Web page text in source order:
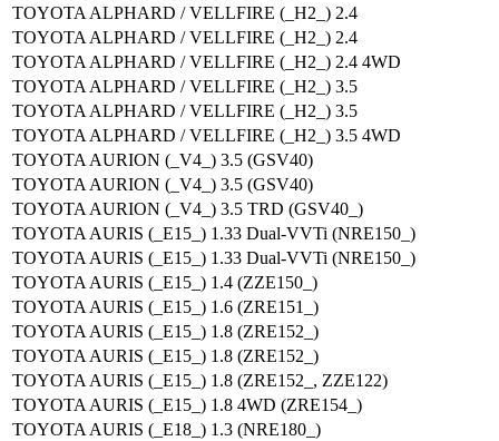
TOYOTA ALPHARD / VELLFIRE (_H2_) 2.4
TOYOTA ALPHARD / VELLFIRE (_H2_) 2.4
TOYOTA ALPHARD / VELLFIRE (_H2_) 2.4 4WD
TOYOTA ALPHARD / VELLFIRE (_H2_) 3.5
TOYOTA ALPHARD / VELLFIRE (_H2_) 3.5
TOYOTA ALPHARD / VELLFIRE (_H2_) 3.5 4WD
TOYOTA AURION (_V4_) 3.5 (GSV40)
TOYOTA AURION (_V4_) 3.5 (GSV40)
TOYOTA AURION (_V4_) 3.5 TRD (GSV40_)
TOYOTA AURIS (_E15_) 1.33 Dual-VVTi (NRE150_)
TOYOTA AURIS (_E15_) 1.33 Dual-VVTi (NRE150_)
TOYOTA AURIS (_E15_) 1.4 (ZZE150_)
TOYOTA AURIS (_E15_) 1.6 (ZRE151_)
TOYOTA AURIS (_E15_) 1.8 (ZRE152_)
TOYOTA AURIS (_E15_) 1.8 (ZRE152_)
TOYOTA AURIS (_E15_) 1.8 (ZRE152_, ZZE122)
TOYOTA AURIS (_E15_) 1.8 4WD (ZRE154_)
TOYOTA AURIS (_E18_) 1.3 (NRE180_)